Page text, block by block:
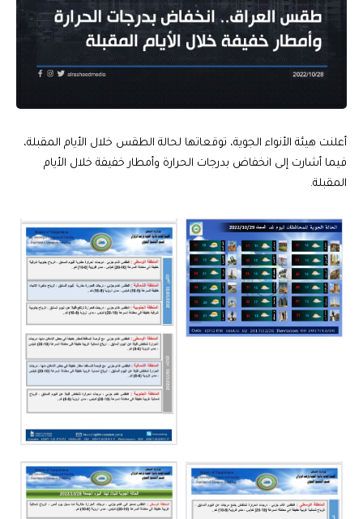
أعلنت هيئة الأنواء الجوية، توقعاتها لحالة الطقس خلال الأيام المقبلة،
فيما أشارت إلى انخفاض بدرجات الحرارة وأمطار خفيفة خلال الأيام
المقبلة.